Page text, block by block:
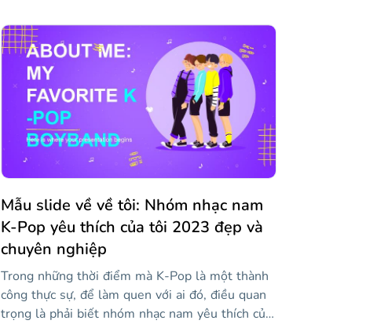
với mẫu sáng tạo này! Chúng tôi đã tạo một
thiết kế cho một lớp học mầm non, nơi chủ đề
sẽ là gia đình. Hãy để học sinh nhỏ của bạn học
từ vựng gia đình và vui chơi với các hoạt động
mà chúng tôi đã bao gồm. Thật là một mẫu thú
Mẫu slide về về tôi: Nhóm nhạc nam
K-Pop yêu thích của tôi 2023 đẹp và
chuyên nghiệp
Trong những thời điểm mà K-Pop là một thành
công thực sự, để làm quen với ai đó, điều quan
trọng là phải biết nhóm nhạc nam yêu thích của